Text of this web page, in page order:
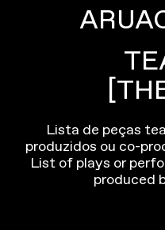
Lista de peças
produzidos ou co-
List of plays or
produced